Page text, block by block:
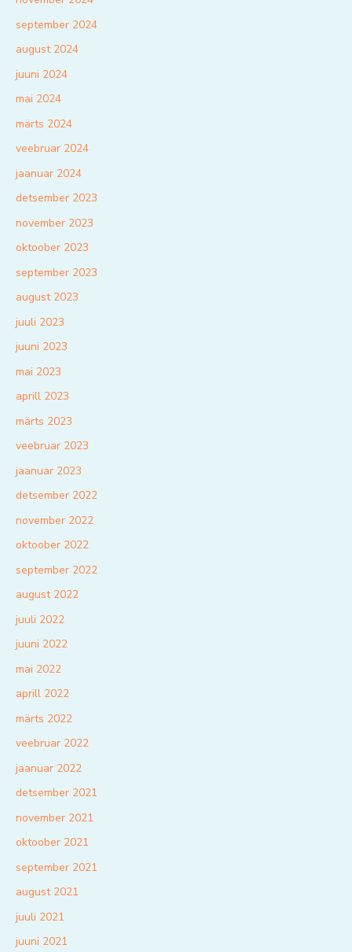
september 2024
august 2024
juuni 2024
mai 2024
märts 2024
veebruar 2024
jaanuar 2024
detsember 2023
november 2023
oktoober 2023
september 2023
august 2023
juuli 2023
juuni 2023
mai 2023
aprill 2023
märts 2023
veebruar 2023
jaanuar 2023
detsember 2022
november 2022
oktoober 2022
september 2022
august 2022
juuli 2022
juuni 2022
mai 2022
aprill 2022
märts 2022
veebruar 2022
jaanuar 2022
detsember 2021
november 2021
oktoober 2021
september 2021
august 2021
juuli 2021
juuni 2021